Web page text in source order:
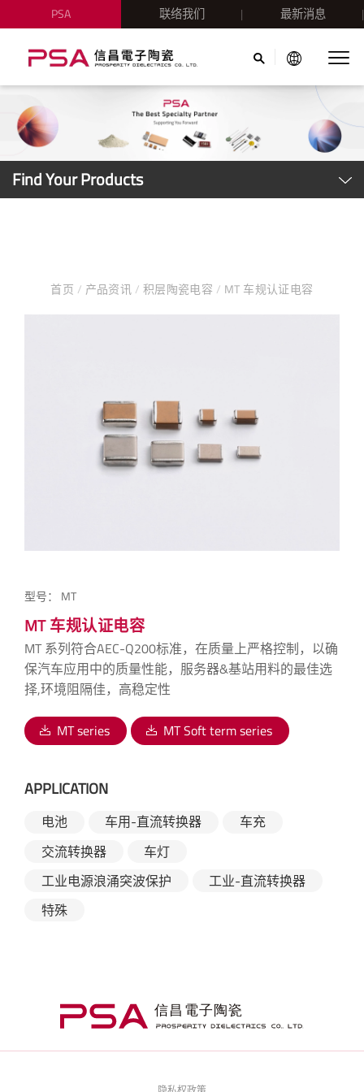
PSA 联络我们 最新消息
Find Your Products
首页 / 产品资讯 / 积层陶瓷电容 / MT 车规认证电容
型号： MT
MT 车规认证电容
MT 系列符合AEC-Q200标准，在质量上严格控制，以确
保汽车应用中的质量性能，服务器&基站用料的最佳选
择,环境阻隔佳，高稳定性
MT series MT Soft term series
APPLICATION
电池 车用-直流转换器
车充
交流转换器
车灯
工业电源浪涌突波保护
工业-直流转换器
特殊